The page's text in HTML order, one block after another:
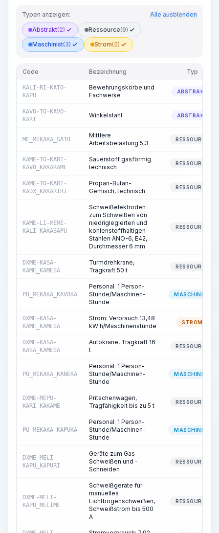
Typen anzeigen: Alle ausblenden
Abstrakt(2) Ressource(9)
Maschinist(3) Strom(2)
Code Bezeichnung Typ
KALI-RI-KATO-
KAPU
Bewehrungskörbe und
Fachwerke
ABSTRAKT
KAVO-TO-KAVO-
KARI
Winkelstahl ABSTRAKT
ME_MEKAKA_SATO
Mittlere
Arbeitsbelastung 5,3
RESSOURCE
KAME-TO-KARI-
KAVO_KAKAKAME
Sauerstoff gasförmig
technisch
RESSOURCE
KAME-TO-KARI-
KADX_KAKARIRI
Propan-Butan-
Gemisch, technisch
RESSOURCE
KAME-LI-MEME-
KALI_KAKASAPU
Schweißelektroden
zum Schweißen von
niedriglegierten und
kohlenstoffhaltigen
Stählen ANO-6, E42,
Durchmesser 6 mm
RESSOURCE
DXME-KASA-
KAME_KAMESA
Turmdrehkrane,
Tragkraft 50 t
RESSOURCE
PU_MEKAKA_KAVOKA
Personal: 1 Person-
Stunde/Maschinen-
Stunde
MASCHINIST
DXME-KASA-
KAME_KAMESA
Strom: Verbrauch 13,48
kW·h/Maschinenstunde
STROM
DXME-KASA-
KASA_KAMESA
Autokrane, Tragkraft 16
t
RESSOURCE
PU_MEKAKA_KANEKA
Personal: 1 Person-
Stunde/Maschinen-
Stunde
MASCHINIST
DXME-MEPU-
KARI_KAKAME
Pritschenwagen,
Tragfähigkeit bis zu 5 t
RESSOURCE
PU_MEKAKA_KAPUKA
Personal: 1 Person-
Stunde/Maschinen-
Stunde
MASCHINIST
DXME-MELI-
KAPU_KAPURI
Geräte zum Gas-
Schweißen und -
Schneiden
RESSOURCE
DXME-MELI-
KAPU_MELIME
Schweißgeräte für
manuelles
Lichtbogenschweißen,
Schweißstrom bis 500
A
RESSOURCE